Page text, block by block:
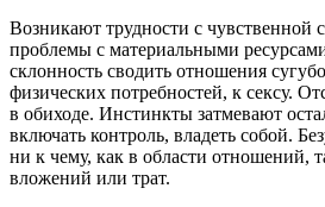
Возникают трудности с чувственной
проблемы с материальными
склонность сводить отношения
физических потребностей, к сексу.
в обиходе. Инстинкты затмевают
включать контроль, владеть собой.
ни к чему, как в области отношений,
вложений или трат.